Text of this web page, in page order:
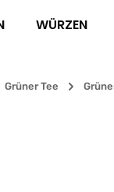
WÜRZEN
Grüner Tee